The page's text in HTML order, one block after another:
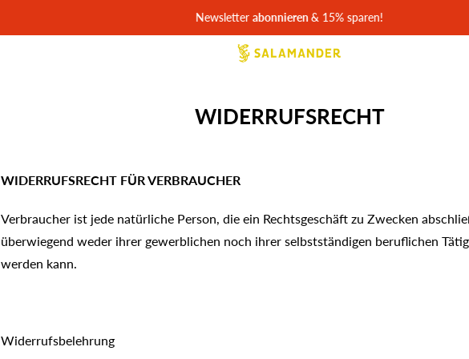
Newsletterabonnieren& 15% sparen!
WIDERRUFSRECHT
WIDERRUFSRECHT FÜR VERBRAUCHER
Verbraucher ist jede natürliche Person, die ein Rechtsgeschäft zu Zwecken
überwiegend weder ihrer gewerblichen noch ihrer selbstständigen beruflichen
werden kann.
Widerrufsbelehrung